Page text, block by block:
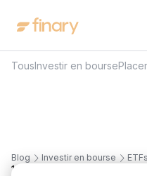
Blog Investir en bourse
13
TousInvestir en bourse